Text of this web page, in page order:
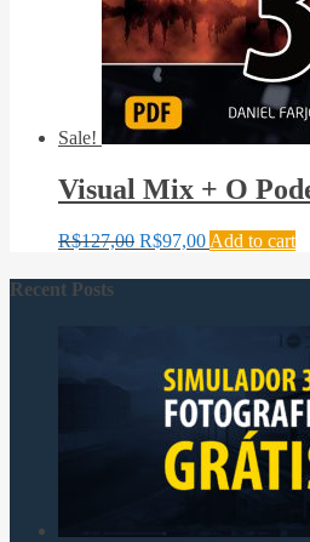
Sale!
Visual Mix + O
R$127,00 R$97,00 Add to cart
Recent Posts